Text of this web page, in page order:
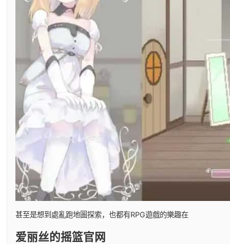
甚至是想到處亂跑地圖探索，也都有RPG遊戲的樂趣在
爱丽丝的摇篮官网